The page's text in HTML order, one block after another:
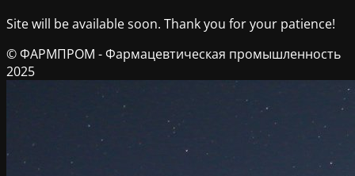
Site will be available soon. Thank you for your patience!
© ФАРМПРОМ - Фармацевтическая промышленность
2025